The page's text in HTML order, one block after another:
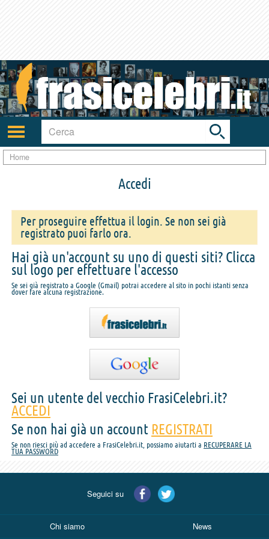
Attiva/disattiva
navigazione
Toggle
search
bar
Home
Accedi
Per proseguire effettua il login. Se non sei già
registrato puoi farlo ora.
Hai già un'account su uno di questi siti? Clicca
sul logo per effettuare l'accesso
Se sei già registrato a Google (Gmail) potrai accedere al sito in pochi istanti senza
dover fare alcuna registrazione.
Sei un utente del vecchio FrasiCelebri.it?
ACCEDI
Se non hai già un account REGISTRATI
Se non riesci più ad accedere a FrasiCelebri.it, possiamo aiutarti a RECUPERARE LA
TUA PASSWORD
Seguici su
Chi siamo News